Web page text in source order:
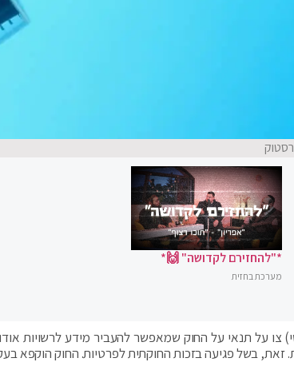
*"להחזירם לקדושה" 🙌*
מערכת בחזית
צו על תנאי על החוק שמאפשר להעביר מידע לרשויות
זאת, בשל פגיעה בזכות החוקתית לפרטיות. החוק הוקפא